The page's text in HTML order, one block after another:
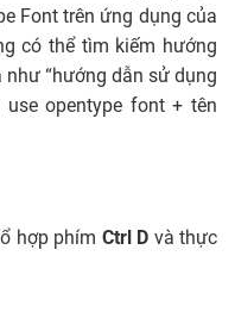
Font trên ứng dụng của
có thể tìm kiếm hướng
“hướng dẫn sử dụng
opentype font + tên
hợp phím Ctrl D và thực